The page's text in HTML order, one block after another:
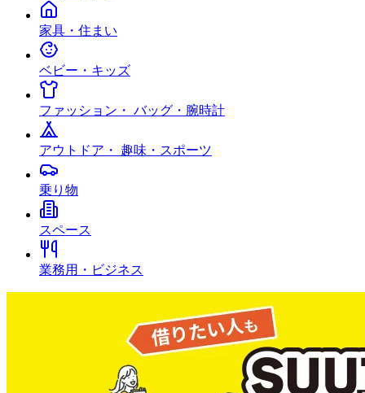
家具・住まい
ベビー・キッズ
ファッション・ バッグ・腕時計
アウトドア・ 趣味・スポーツ
乗り物
スペース
業務用・ビジネス